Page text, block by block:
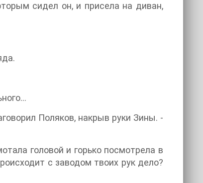
сидел он, и присела на диван,
Поляков, накрыв руки Зины. -
головой и горько посмотрела в
с заводом твоих рук дело?